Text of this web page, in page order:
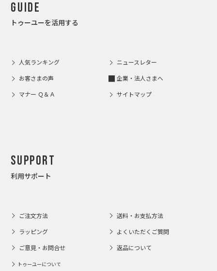
Guide
トゥーユーを活用する
人気ランキング ニュースレター
お客さまの声 企業・法人さまへ
マナー Ｑ＆Ａ サイトマップ
Support
利用サポート
ご注文方法 送料・お支払方法
ラッピング よくいただくご質問
ご意見・お問合せ 返品について
トゥーユーについて